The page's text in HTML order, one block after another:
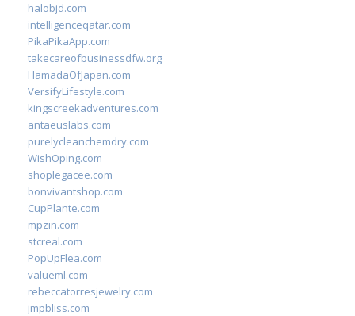
halobjd.com
intelligenceqatar.com
PikaPikaApp.com
takecareofbusinessdfw.org
HamadaOfJapan.com
VersifyLifestyle.com
kingscreekadventures.com
antaeuslabs.com
purelycleanchemdry.com
WishOping.com
shoplegacee.com
bonvivantshop.com
CupPlante.com
mpzin.com
stcreal.com
PopUpFlea.com
valueml.com
rebeccatorresjewelry.com
jmpbliss.com